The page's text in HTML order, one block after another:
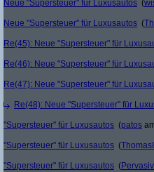
Neue "Supersteuer" für Luxusautos (
Neue "Supersteuer" für Luxusautos (
Re(45): Neue "Supersteuer" für
Re(46): Neue "Supersteuer" für
Re(47): Neue "Supersteuer" für
Re(48): Neue "Supersteuer" für
"Supersteuer" für Luxusautos (patos
"Supersteuer" für Luxusautos (
"Supersteuer" für Luxusautos (